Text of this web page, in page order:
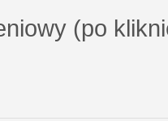
(po